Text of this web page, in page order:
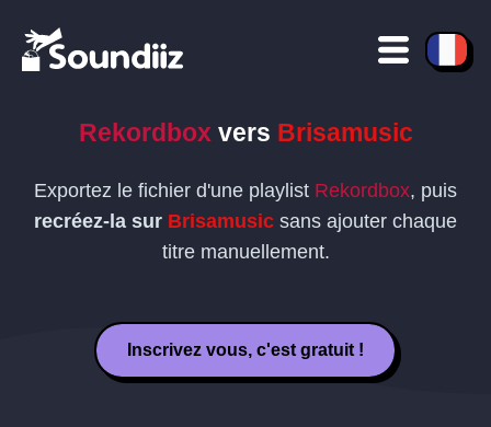
Rekordbox vers Brisamusic
Exportez le fichier d'une playlist Rekordbox, puis
recréez-la sur Brisamusic sans ajouter chaque
titre manuellement.
Inscrivez vous, c'est gratuit !